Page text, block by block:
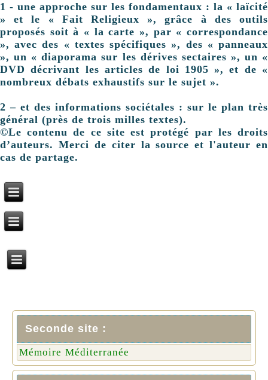
1 - une approche sur les fondamentaux : la « laïcité
» et le « Fait Religieux », grâce à des outils
proposés soit à « la carte », par « correspondance
», avec des « textes spécifiques », des « panneaux
», un « diaporama sur les dérives sectaires », un «
DVD décrivant les articles de loi 1905 », et de «
nombreux débats exhaustifs sur le sujet ».
2 – et des informations sociétales : sur le plan très
général (près de trois milles textes).
©Le contenu de ce site est protégé par les droits
d’auteurs. Merci de citer la source et l'auteur en
cas de partage.
Seconde site :
Mémoire Méditerranée